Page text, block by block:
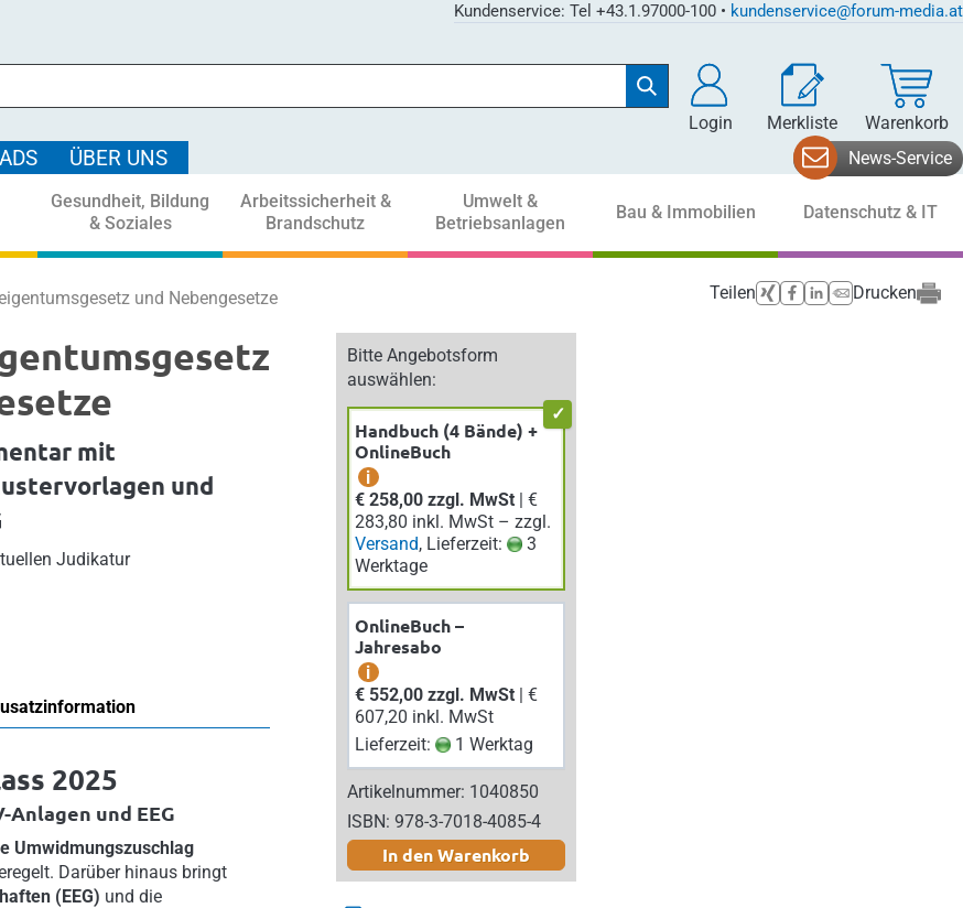
Kundenservice: Tel +43.1.97000-100 • kundenservice@forum-media.at
Login Merkliste Warenkorb
ÜBER UNS News-Service
Gesundheit, Bildung
& Soziales
Arbeitssicherheit &
Brandschutz
Umwelt &
Betriebsanlagen
Bau & Immobilien Datenschutz & IT
und Nebengesetze
mit
und
Judikatur
Bitte Angebotsform
auswählen:
Handbuch (4 Bände) +
OnlineBuch
i
€ 258,00 zzgl. MwSt | €
283,80 inkl. MwSt – zzgl.
Versand, Lieferzeit:
3
Werktage
OnlineBuch –
Jahresabo
i
€ 552,00 zzgl. MwSt | €
607,20 inkl. MwSt
Lieferzeit:
1 Werktag
Artikelnummer: 1040850
ISBN: 978-3-7018-4085-4
In den Warenkorb
2025
und EEG
Umwidmungszuschlag
Darüber hinaus bringt
(EEG) und die
Teilen Drucken